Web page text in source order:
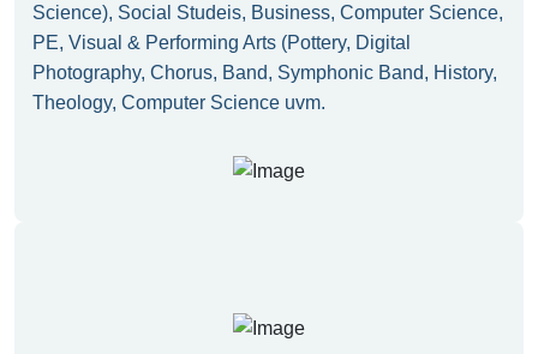
Science), Social Studeis, Business, Computer Science,
PE, Visual & Performing Arts (Pottery, Digital
Photography, Chorus, Band, Symphonic Band, History,
Theology, Computer Science uvm.